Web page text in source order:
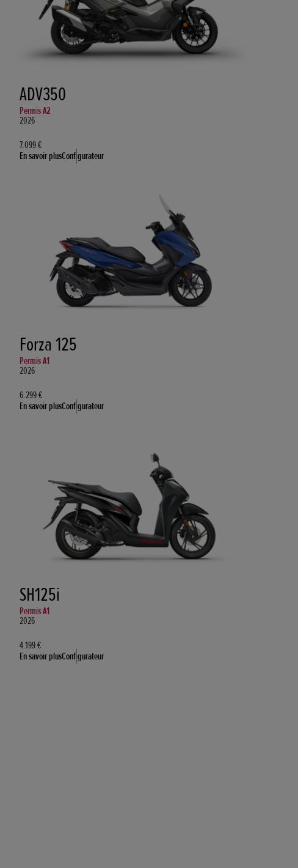
ADV350
Permis A2
2026
7.099 €
En savoir plusConfigurateur
Forza 125
Permis A1
2026
6.299 €
En savoir plusConfigurateur
SH125i
Permis A1
2026
4.199 €
En savoir plusConfigurateur